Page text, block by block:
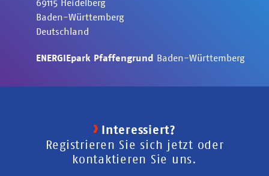
69115 Heidelberg
Baden-Württemberg
Deutschland
ENERGIEpark Pfaffengrund Baden-Württemberg
Interessiert?
Registrieren Sie sich jetzt oder
kontaktieren Sie uns.